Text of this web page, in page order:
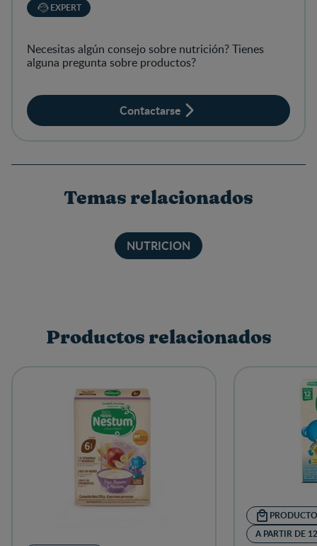
EXPERT
Necesitas algún consejo sobre nutrición? Tienes
alguna pregunta sobre productos?
Contactarse
Temas relacionados
NUTRICION
Productos relacionados
PRODUCTO
A PARTIR DE